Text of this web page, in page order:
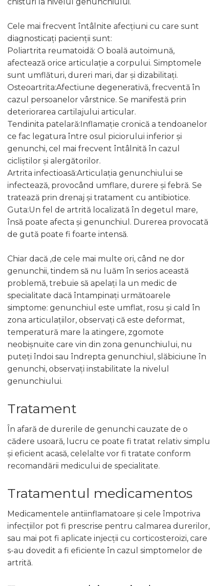
Cele mai frecvent întâlnite afecțiuni cu care sunt
diagnosticați pacienții sunt:
Poliartrita reumatoidă: O boală autoimună,
afectează orice articulație a corpului. Simptomele
sunt umflături, dureri mari, dar și dizabilitați.
Osteoartrita:Afectiune degenerativă, frecventă în
cazul persoanelor vârstnice. Se manifestă prin
deteriorarea cartilajului articular.
Tendinita patelară:Inflamație cronică a tendoanelor
ce fac legatura între osul piciorului inferior și
genunchi, cel mai frecvent întâlnită în cazul
cicliștilor și alergătorilor.
Artrita infectioasă:Articulația genunchiului se
infectează, provocând umflare, durere și febră. Se
tratează prin drenaj și tratament cu antibiotice.
Guta:Un fel de artrită localizată în degetul mare,
însă poate afecta și genunchiul. Durerea provocată
de gută poate fi foarte intensă.
Chiar dacă ,de cele mai multe ori, când ne dor
genunchii, tindem să nu luăm în serios această
problemă, trebuie să apelați la un medic de
specialitate dacă întampinați următoarele
simptome: genunchiul este umflat, rosu și cald în
zona articulațiilor, observați că este deformat,
temperatură mare la atingere, zgomote
neobișnuite care vin din zona genunchiului, nu
puteți îndoi sau îndrepta genunchiul, slăbiciune în
genunchi, observați instabilitate la nivelul
genunchiului.
Tratament
În afară de durerile de genunchi cauzate de o
cădere usoară, lucru ce poate fi tratat relativ simplu
și eficient acasă, celelalte vor fi tratate conform
recomandării medicului de specialitate.
Tratamentul medicamentos
Medicamentele antiinflamatoare și cele împotriva
infecțiilor pot fi prescrise pentru calmarea durerilor,
sau mai pot fi aplicate injecții cu corticosteroizi, care
s-au dovedit a fi eficiente în cazul simptomelor de
artrită.